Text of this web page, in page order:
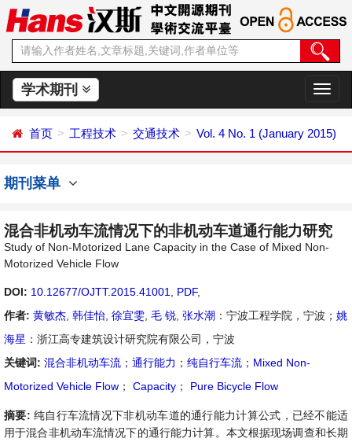
学术期刊
切
换
航
首页 工程技术 交通技术 Vol. 4 No. 1 (January 2015)
期刊菜单
混合非机动车流情况下的非机动车道通行能力研究
Study of Non-Motorized Lane Capacity in the Case of Mixed Non-
Motorized Vehicle Flow
DOI: 10.12677/OJTT.2015.41001 PDF,
作者: 黄敏杰 韩佳怡 徐宜雯 毛 锐 张水潮 ：宁波工程学院，宁波； 姚
海星 ：浙江高专建筑设计研究院有限公司，宁波
关键词: 混合非机动车流 ； 通行能力 ； 纯自行车流 ； Mixed Non-
Motorized Vehicle Flow ； Capacity ； Pure Bicycle Flow
摘要: 纯自行车流情况下非机动车道的通行能力计算公式，已经不能适
用于混合非机动车流情况下的通行能力计算。本文根据现场调查和长期